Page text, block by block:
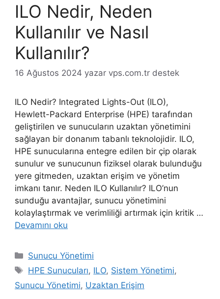
ILO Nedir, Neden
Kullanılır ve Nasıl
Kullanılır?
16 Ağustos 2024 yazar vps.com.tr destek
ILO Nedir? Integrated Lights-Out (ILO),
Hewlett-Packard Enterprise (HPE) tarafından
geliştirilen ve sunucuların uzaktan yönetimini
sağlayan bir donanım tabanlı teknolojidir. ILO,
HPE sunucularına entegre edilen bir çip olarak
sunulur ve sunucunun fiziksel olarak bulunduğu
yere gitmeden, uzaktan erişim ve yönetim
imkanı tanır. Neden ILO Kullanılır? ILO’nun
sunduğu avantajlar, sunucu yönetimini
kolaylaştırmak ve verimliliği artırmak için kritik …
Devamını oku
Kategoriler
Sunucu Yönetimi
Etiketler
HPE Sunucuları, ILO, Sistem Yönetimi,
Sunucu Yönetimi, Uzaktan Erişim